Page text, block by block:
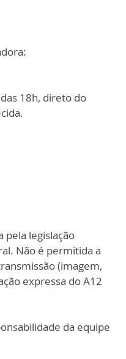
18h, direto do
pela legislação
Não é permitida a
(imagem,
expressa do A12
da equipe